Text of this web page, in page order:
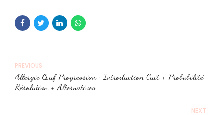
PREVIOUS
Allergie Œuf Progression : Introduction Cuit + Probabilité
Résolution + Alternatives
NEXT